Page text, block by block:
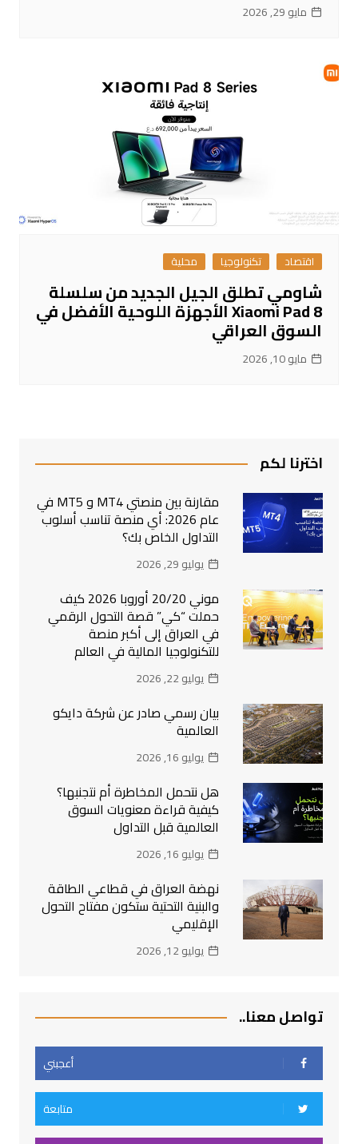
مايو 29, 2026
اقتصاد تكنولوجيا محلية
شاومي تطلق الجيل الجديد من سلسلة
Xiaomi Pad 8 الأجهزة اللوحية الأفضل في
السوق العراقي
مايو 10, 2026
اخترنا لكم
مقارنة بين منصتي MT4 و MT5 في
عام 2026: أي منصة تناسب أسلوب
التداول الخاص بك؟
يوليو 29, 2026
موني 20/20 أوروبا 2026 كيف
حملت “كي” قصة التحول الرقمي
في العراق إلى أكبر منصة
للتكنولوجيا المالية في العالم
يوليو 22, 2026
بيان رسمي صادر عن شركة دايكو
العالمية
يوليو 16, 2026
هل نتحمل المخاطرة أم نتجنبها؟
كيفية قراءة معنويات السوق
العالمية قبل التداول
يوليو 16, 2026
نهضة العراق في قطاعي الطاقة
والبنية التحتية ستكون مفتاح التحول
الإقليمي
يوليو 12, 2026
تواصل معنا..
أعجبني
متابعة